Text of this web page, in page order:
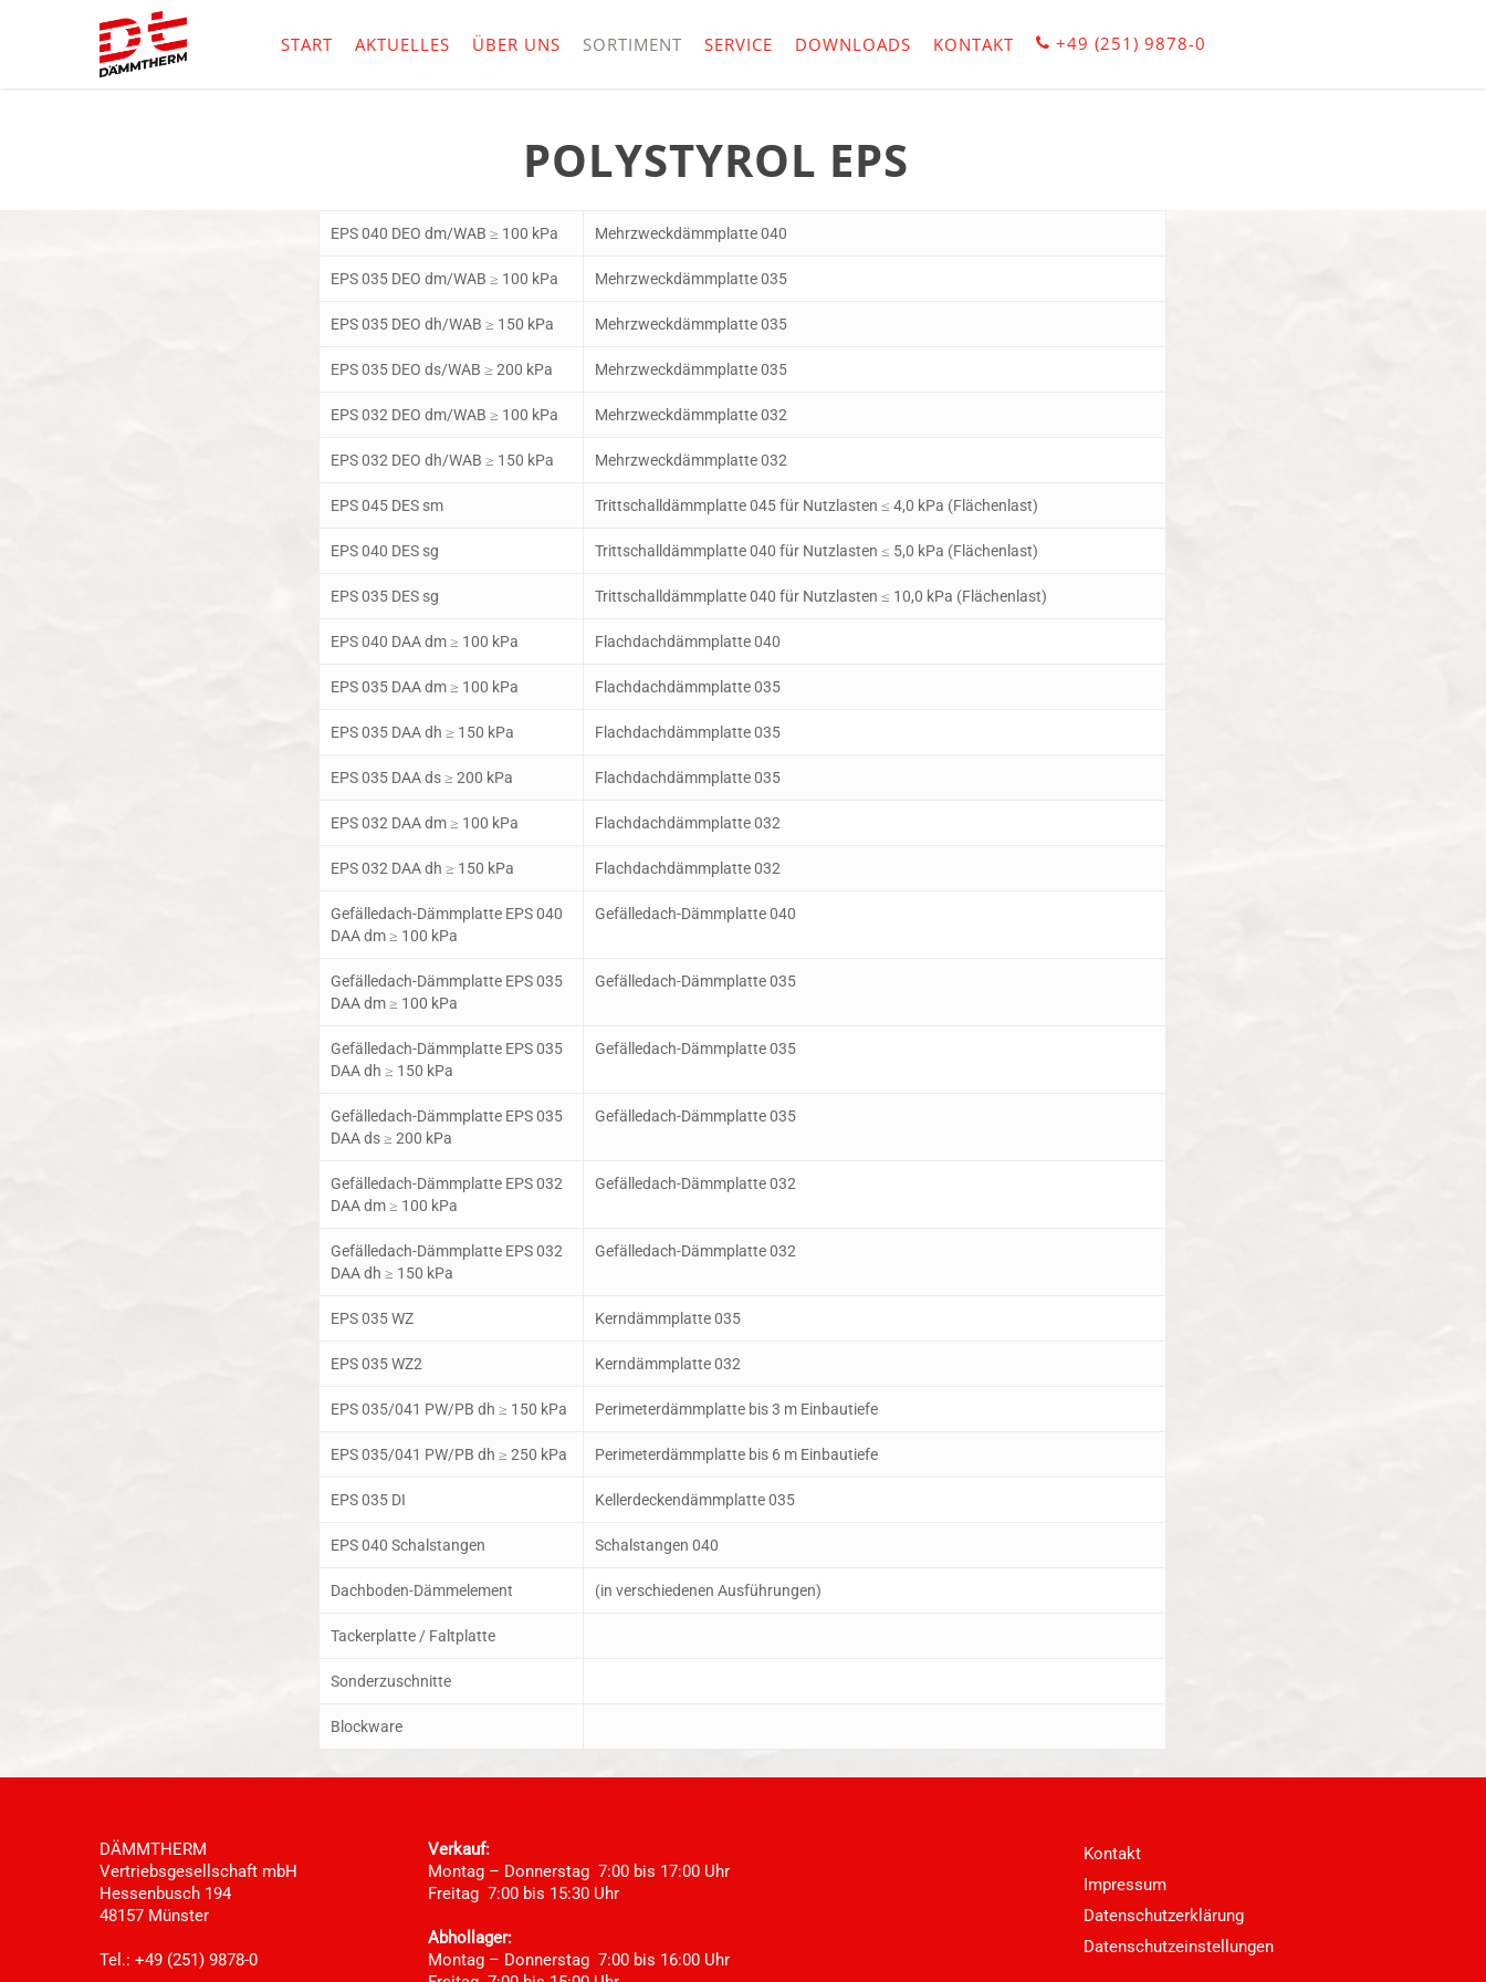
START AKTUELLES ÜBER UNS SORTIMENT SERVICE DOWNLOADS KONTAKT +49 (251) 9878-0
POLYSTYROL EPS
EPS 040 DEO dm/WAB ≥ 100 kPa Mehrzweckdämmplatte 040
EPS 035 DEO dm/WAB ≥ 100 kPa Mehrzweckdämmplatte 035
EPS 035 DEO dh/WAB ≥ 150 kPa Mehrzweckdämmplatte 035
EPS 035 DEO ds/WAB ≥ 200 kPa Mehrzweckdämmplatte 035
EPS 032 DEO dm/WAB ≥ 100 kPa Mehrzweckdämmplatte 032
EPS 032 DEO dh/WAB ≥ 150 kPa Mehrzweckdämmplatte 032
EPS 045 DES sm Trittschalldämmplatte 045 für Nutzlasten ≤ 4,0 kPa (Flächenlast)
EPS 040 DES sg Trittschalldämmplatte 040 für Nutzlasten ≤ 5,0 kPa (Flächenlast)
EPS 035 DES sg Trittschalldämmplatte 040 für Nutzlasten ≤ 10,0 kPa (Flächenlast)
EPS 040 DAA dm ≥ 100 kPa Flachdachdämmplatte 040
EPS 035 DAA dm ≥ 100 kPa Flachdachdämmplatte 035
EPS 035 DAA dh ≥ 150 kPa Flachdachdämmplatte 035
EPS 035 DAA ds ≥ 200 kPa Flachdachdämmplatte 035
EPS 032 DAA dm ≥ 100 kPa Flachdachdämmplatte 032
EPS 032 DAA dh ≥ 150 kPa Flachdachdämmplatte 032
Gefälledach-Dämmplatte EPS 040
DAA dm ≥ 100 kPa
Gefälledach-Dämmplatte 040
Gefälledach-Dämmplatte EPS 035
DAA dm ≥ 100 kPa
Gefälledach-Dämmplatte 035
Gefälledach-Dämmplatte EPS 035
DAA dh ≥ 150 kPa
Gefälledach-Dämmplatte 035
Gefälledach-Dämmplatte EPS 035
DAA ds ≥ 200 kPa
Gefälledach-Dämmplatte 035
Gefälledach-Dämmplatte EPS 032
DAA dm ≥ 100 kPa
Gefälledach-Dämmplatte 032
Gefälledach-Dämmplatte EPS 032
DAA dh ≥ 150 kPa
Gefälledach-Dämmplatte 032
EPS 035 WZ Kerndämmplatte 035
EPS 035 WZ2 Kerndämmplatte 032
EPS 035/041 PW/PB dh ≥ 150 kPa Perimeterdämmplatte bis 3 m Einbautiefe
EPS 035/041 PW/PB dh ≥ 250 kPa Perimeterdämmplatte bis 6 m Einbautiefe
EPS 035 DI Kellerdeckendämmplatte 035
EPS 040 Schalstangen Schalstangen 040
Dachboden-Dämmelement (in verschiedenen Ausführungen)
Tackerplatte / Faltplatte
Sonderzuschnitte
Blockware
DÄMMTHERM
Vertriebsgesellschaft mbH
Hessenbusch 194
48157 Münster
Tel.: +49 (251) 9878-0
Verkauf:
Montag – Donnerstag 7:00 bis 17:00 Uhr
Freitag 7:00 bis 15:30 Uhr
Abhollager:
Montag – Donnerstag 7:00 bis 16:00 Uhr
Kontakt
Impressum
Datenschutzerklärung
Datenschutzeinstellungen